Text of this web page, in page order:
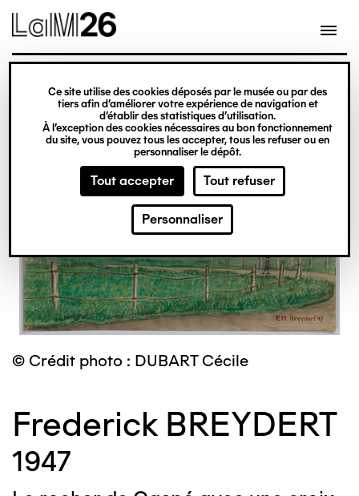
Gestion des cookies
Ce site utilise des cookies déposés par le musée ou par des
tiers afin d’améliorer votre expérience de navigation et
d’établir des statistiques d’utilisation.
À l’exception des cookies nécessaires au bon fonctionnement
du site, vous pouvez tous les accepter, tous les refuser ou en
personnaliser le dépôt.
Tout accepter Tout refuser
Personnaliser
contenu
© Crédit photo : DUBART Cécile
Frederick BREYDERT
1947